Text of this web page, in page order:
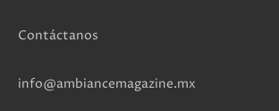
Contáctanos
info@ambiancemagazine.mx